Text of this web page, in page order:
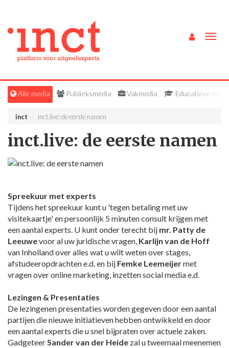
Alle media Publieksmedia Vakmedia Educatieve
inct inct.live: de eerste namen
inct.live: de eerste namen
Spreekuur met experts
Tijdens het spreekuur kunt u 'tegen betaling met uw
visitekaartje' en persoonlijk 5 minuten consult krijgen met
een aantal experts. U kunt onder terecht bij mr. Patty de
Leeuwevoor al uw juridische vragen, Karlijn van de Hoff
van Inholland over alles wat u wilt weten over stages,
afstudeeropdrachten e.d. en bij Femke Leemeijermet
vragen over online marketing, inzetten social media e.d.
Lezingen & Presentaties
De lezingenen presentaties worden gegeven door een aantal
partijen die nieuwe initiatieven hebben ontwikkeld en door
een aantal experts die u snel bijpraten over actuele zaken.
GadgeteerSander van der Heide zal u tweemaal meenemen